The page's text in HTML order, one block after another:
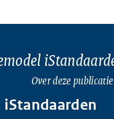
Over deze publicatie
iStandaarden